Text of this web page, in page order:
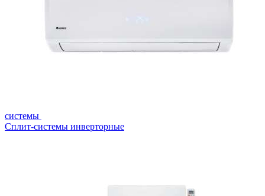
системы
Сплит-системы инверторные